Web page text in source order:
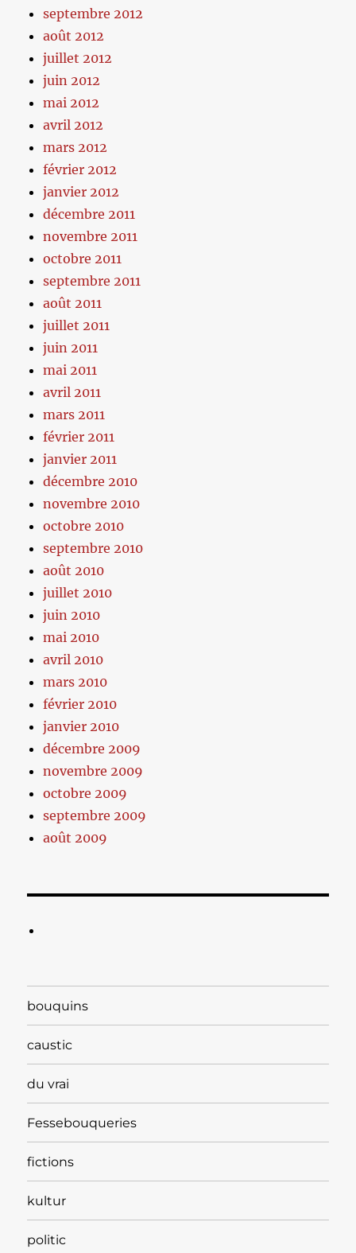
septembre 2012
août 2012
juillet 2012
juin 2012
mai 2012
avril 2012
mars 2012
février 2012
janvier 2012
décembre 2011
novembre 2011
octobre 2011
septembre 2011
août 2011
juillet 2011
juin 2011
mai 2011
avril 2011
mars 2011
février 2011
janvier 2011
décembre 2010
novembre 2010
octobre 2010
septembre 2010
août 2010
juillet 2010
juin 2010
mai 2010
avril 2010
mars 2010
février 2010
janvier 2010
décembre 2009
novembre 2009
octobre 2009
septembre 2009
août 2009
bouquins
caustic
du vrai
Fessebouqueries
fictions
kultur
politic